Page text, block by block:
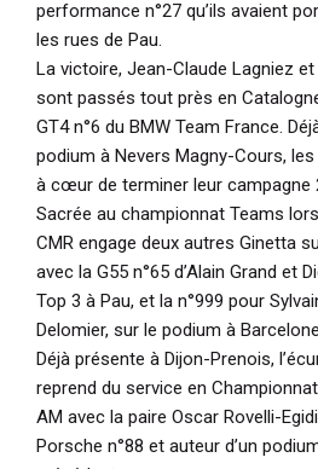
performance n°27 qu’ils avaient
les rues de Pau.
La victoire, Jean-Claude Lagniez
sont passés tout près en
GT4 n°6 du BMW Team France.
podium à Nevers Magny-Cours,
à cœur de terminer leur campagne
Sacrée au championnat Teams
CMR engage deux autres Ginetta
avec la G55 n°65 d’Alain Grand et
Top 3 à Pau, et la n°999 pour
Delomier, sur le podium à
Déjà présente à Dijon-Prenois,
reprend du service en
AM avec la paire Oscar Rovelli-
Porsche n°88 et auteur d’un